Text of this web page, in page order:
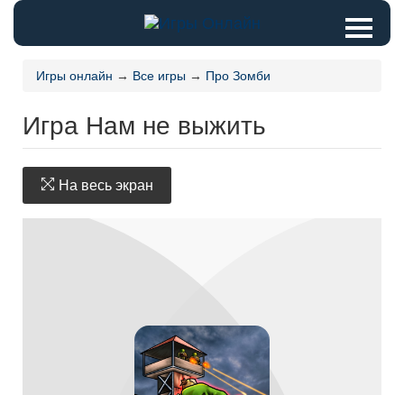
Игры онлайн → Все игры → Про Зомби
Игра Нам не выжить
На весь экран